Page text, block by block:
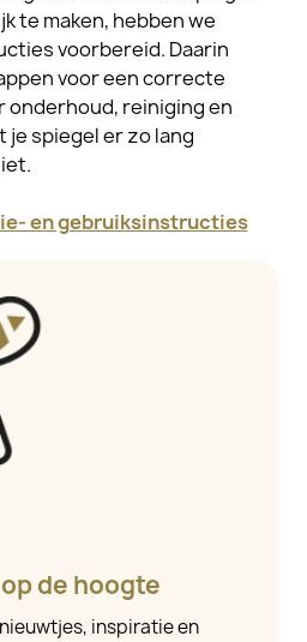
te maken, hebben we
voorbereid. Daarin
voor een correcte
onderhoud, reiniging en
spiegel er zo lang
en gebruiksinstructies
de hoogte
inspiratie en